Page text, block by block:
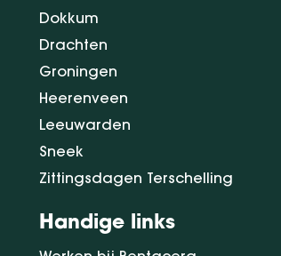
Dokkum
Drachten
Groningen
Heerenveen
Leeuwarden
Sneek
Zittingsdagen Terschelling
Handige links